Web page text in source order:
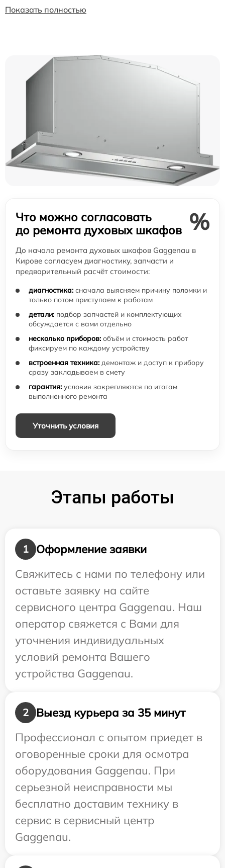
Показать полностью
Что можно согласовать
до ремонта духовых шкафов %
До начала ремонта духовых шкафов Gaggenau в
Кирове согласуем диагностику, запчасти и
предварительный расчёт стоимости:
диагностика: сначала выясняем причину поломки и
только потом приступаем к работам
детали: подбор запчастей и комплектующих
обсуждается с вами отдельно
несколько приборов: объём и стоимость работ
фиксируем по каждому устройству
встроенная техника: демонтаж и доступ к прибору
сразу закладываем в смету
гарантия: условия закрепляются по итогам
выполненного ремонта
Уточнить условия
Этапы работы
1
Оформление заявки
Свяжитесь с нами по телефону или
оставьте заявку на сайте
сервисного центра Gaggenau. Наш
оператор свяжется с Вами для
уточнения индивидуальных
условий ремонта Вашего
устройства Gaggenau.
2
Выезд курьера за 35 минут
Профессионал с опытом приедет в
оговоренные сроки для осмотра
оборудования Gaggenau. При
серьезной неисправности мы
бесплатно доставим технику в
сервис в сервисный центр
Gaggenau.